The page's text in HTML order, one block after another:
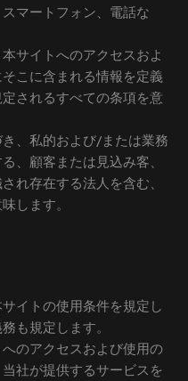
マートフォン、電話な
本サイトへのアクセスおよ
こに含まれる情報を定義
されるすべての条項を意
、私的および/または業務
、顧客または見込み客、
れ存在する法人を含む、
します。
イトの使用条件を規定し
も規定します。
のアクセスおよび使用の
社が提供するサービスを